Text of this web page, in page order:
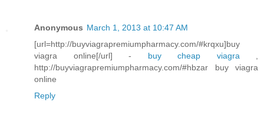
Anonymous March 1, 2013 at 10:47 AM
[url=http://buyviagrapremiumpharmacy.com/#krqxu]buy
viagra online[/url] - buy cheap viagra
http://buyviagrapremiumpharmacy.com/#hbzar buy viagra
online
Reply